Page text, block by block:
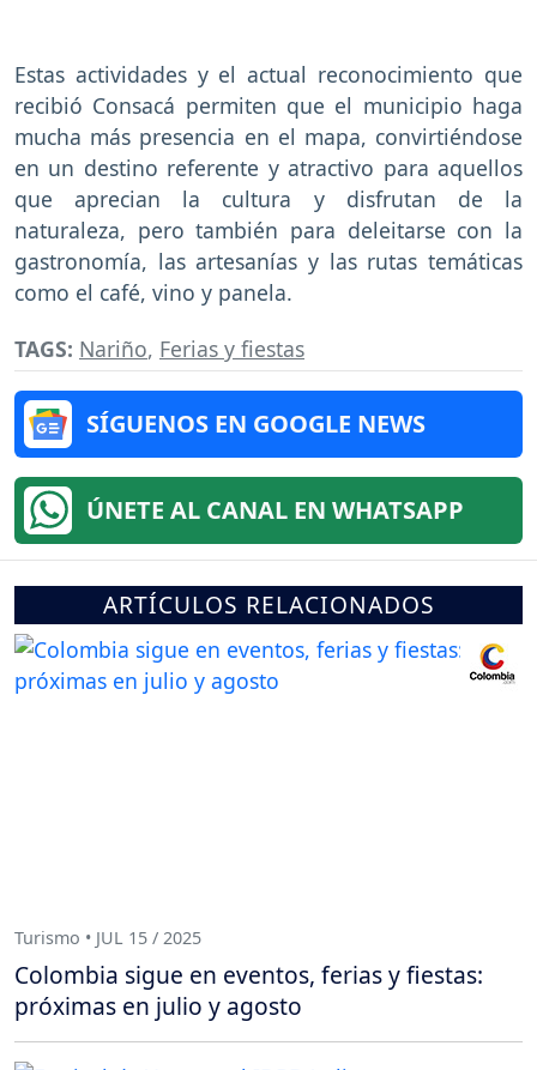
Estas actividades y el actual reconocimiento que
recibió Consacá permiten que el municipio haga
mucha más presencia en el mapa, convirtiéndose
en un destino referente y atractivo para aquellos
que aprecian la cultura y disfrutan de la
naturaleza, pero también para deleitarse con la
gastronomía, las artesanías y las rutas temáticas
como el café, vino y panela.
TAGS: Nariño, Ferias y fiestas
SÍGUENOS EN GOOGLE NEWS
ÚNETE AL CANAL EN WHATSAPP
ARTÍCULOS RELACIONADOS
Turismo • JUL 15 / 2025
Colombia sigue en eventos, ferias y fiestas:
próximas en julio y agosto